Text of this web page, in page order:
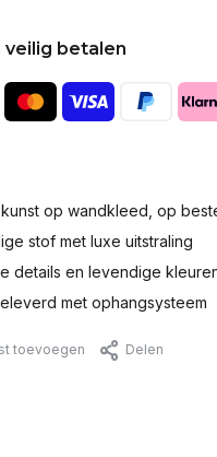
veilig betalen
op wandkleed, op
stof met luxe uitstraling
details en levendige
met ophangsysteem
toevoegen Delen